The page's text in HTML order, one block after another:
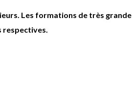
Les formations de très grande
respectives.